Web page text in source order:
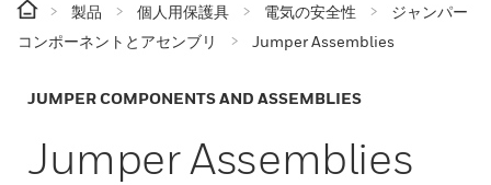
製品 個人用保護具 電気の安全性
ジャンパー
コンポーネントとアセンブリ
Jumper Assemblies
JUMPER COMPONENTS AND ASSEMBLIES
Jumper Assemblies